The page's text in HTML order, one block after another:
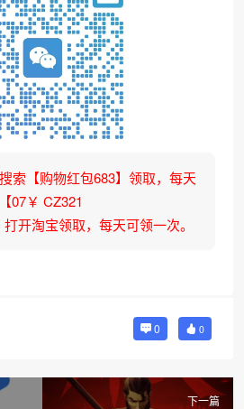
索【购物红包683】领取，每天
07￥ CZ321
开淘宝领取，每天可领一次。
0 0
下一篇